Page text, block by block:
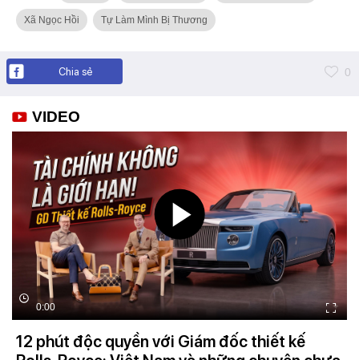
Xã Ngọc Hồi Tự Làm Mình Bị Thương
Chia sẻ 0
VIDEO
0:00
12 phút độc quyền với Giám đốc thiết kế